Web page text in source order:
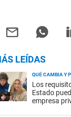
LEÍDAS
QUÉ CAMBIA Y
Los
Estado
empresa